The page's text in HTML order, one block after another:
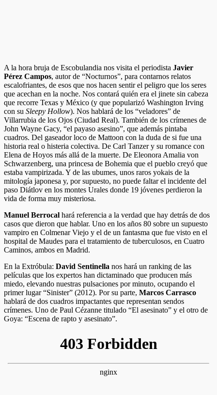
A la hora bruja de Escobulandia nos visita el periodista Javier
Pérez Campos, autor de “Nocturnos”, para contarnos relatos
escalofriantes, de esos que nos hacen sentir el peligro que los seres
que acechan en la noche. Nos contará quién era el jinete sin cabeza
que recorre Texas y México (y que popularizó Washington Irving
con su Sleepy Hollow). Nos hablará de los “veladores” de
Villarrubia de los Ojos (Ciudad Real). También de los crímenes de
John Wayne Gacy, “el payaso asesino”, que además pintaba
cuadros. Del gaseador loco de Mattoon con la duda de si fue una
historia real o histeria colectiva. De Carl Tanzer y su romance con
Elena de Hoyos más allá de la muerte. De Eleonora Amalia von
Schwarzenberg, una princesa de Bohemia que el pueblo creyó que
estaba vampirizada. Y de las ubumes, unos raros yokais de la
mitología japonesa y, por supuesto, no puede faltar el incidente del
paso Diátlov en los montes Urales donde 19 jóvenes perdieron la
vida de forma muy misteriosa.
Manuel Berrocal hará referencia a la verdad que hay detrás de dos
casos que dieron que hablar. Uno en los años 80 sobre un supuesto
vampiro en Colmenar Viejo y el de un fantasma que fue visto en el
hospital de Maudes para el tratamiento de tuberculosos, en Cuatro
Caminos, ambos en Madrid.
En la Extróbula: David Sentinella nos hará un ranking de las
películas que los expertos han dictaminado que producen más
miedo, elevando nuestras pulsaciones por minuto, ocupando el
primer lugar “Sinister” (2012). Por su parte, Marcos Carrasco
hablará de dos cuadros impactantes que representan sendos
crímenes. Uno de Paul Cézanne titulado “El asesinato” y el otro de
Goya: “Escena de rapto y asesinato”.